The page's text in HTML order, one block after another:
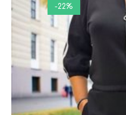
-22%